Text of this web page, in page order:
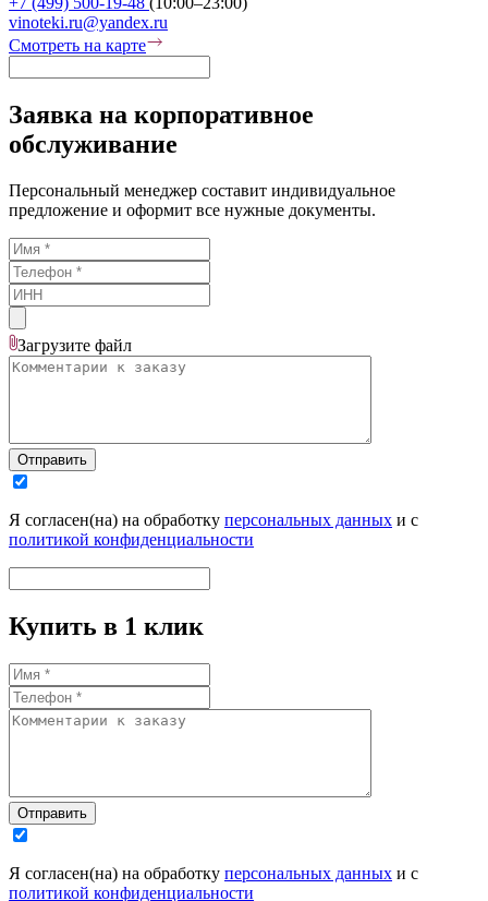
vinoteki.ru@yandex.ru
Смотреть на карте
Заявка на корпоративное
обслуживание
Персональный менеджер составит индивидуальное
предложение и оформит все нужные документы.
Загрузите файл
Отправить
Я согласен(на) на обработку персональных данных и с
политикой конфиденциальности
Купить в 1 клик
Отправить
Я согласен(на) на обработку персональных данных и с
политикой конфиденциальности